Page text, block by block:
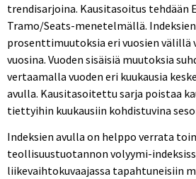
trendisarjoina. Kausitasoitus
Tramo/Seats-menetelmällä.
prosenttimuutoksia eri vuosien välillä
vuosina. Vuoden sisäisiä muutoksia
vertaamalla vuoden eri kuukausia
avulla. Kausitasoitettu sarja poistaa
tiettyihin kuukausiin kohdistuvina
Indeksien avulla on helppo verrata
teollisuustuotannon volyymi-
liikevaihtokuvaajassa tapahtuneisiin